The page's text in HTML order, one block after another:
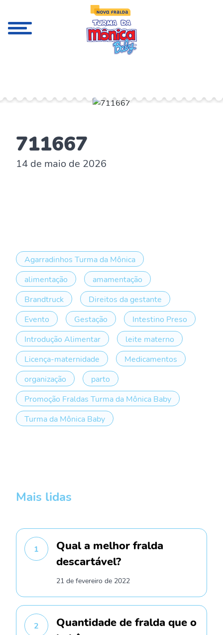
711667
14 de maio de 2026
Agarradinhos Turma da Mônica
alimentação
amamentação
Brandtruck
Direitos da gestante
Evento
Gestação
Intestino Preso
Introdução Alimentar
leite materno
Licença-maternidade
Medicamentos
organização
parto
Promoção Fraldas Turma da Mônica Baby
Turma da Mônica Baby
Mais lidas
1
Qual a melhor fralda
descartável?
21 de fevereiro de 2022
2
Quantidade de fralda que o